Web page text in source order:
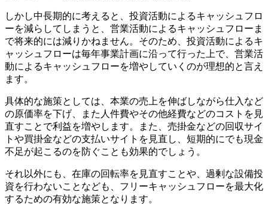
しかし中長期的に考えると、投資活動によるキャッシュフロ
ーを減らしてしまうと、営業活動によるキャッシュフローま
で将来的には減りかねません。そのため、投資活動によるキ
ャッシュフローは毎年事業計画に沿って行った上で、営業活
動によるキャッシュフローを増やしていくのが理想的と言え
ます。
具体的な施策としては、本業の売上を伸ばしながら仕入など
の原価率を下げ、また人件費やその他経費などのコストを見
直すことで利益を増やします。また、売掛金などの回収サイ
トや買掛金などの支払いサイトを見直し、短期的にでも現金
不足が起こるのを防ぐことも効果的でしょう。
それ以外にも、在庫の回転率を見直すことや、過剰な設備投
資を行わないことなども、フリーキャッシュフローを最大化
するための有効な施策となります。